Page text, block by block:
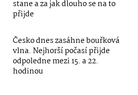
stane a za jak dlouho se na to
přijde
Česko dnes zasáhne bouřková
vlna. Nejhorší počasí přijde
odpoledne mezi 15. a 22.
hodinou